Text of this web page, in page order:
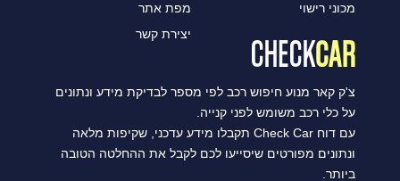
מכוני רישוי
מפת אתר
יצירת קשר
צ'ק קאר מנוע חיפוש רכב לפי מספר לבדיקת מידע ונתונים
על כלי רכב משומש לפני קנייה.
עם דוח Check Car תקבלו מידע עדכני, שקיפות מלאה
ונתונים מפורטים שיסייעו לכם לקבל את ההחלטה הטובה
ביותר.